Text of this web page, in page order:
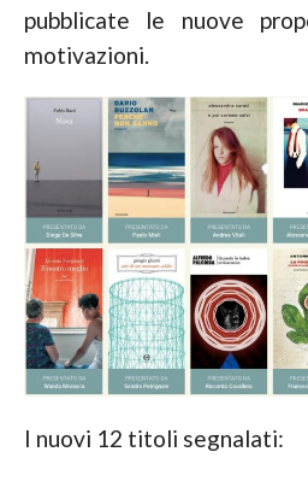
pubblicate le nuove
motivazioni.
I nuovi 12 titoli segnalati: